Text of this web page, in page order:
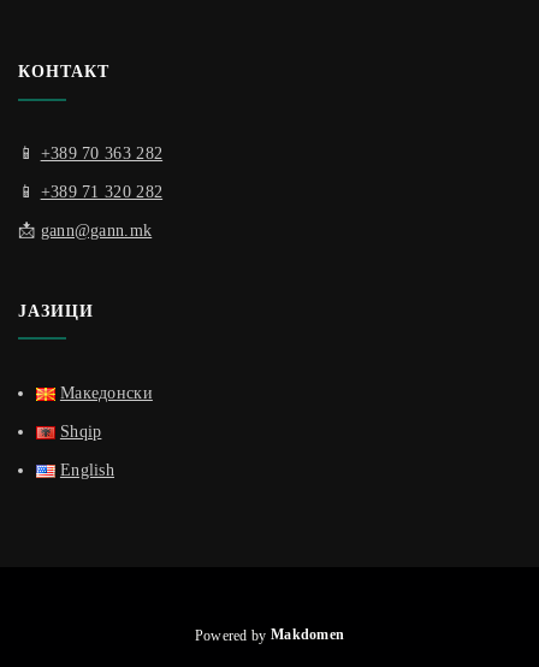
КОНТАКТ
📱 +389 70 363 282
📱 +389 71 320 282
📩 gann@gann.mk
ЈАЗИЦИ
Македонски
Shqip
English
Powered by Makdomen